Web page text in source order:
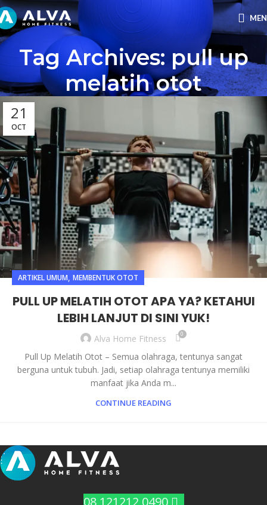
Tag Archives: pull up
melatih otot
21
OCT
ARTIKEL UMUM, MEMBENTUK OTOT
PULL UP MELATIH OTOT APA YA? KETAHUI
LEBIH LANJUT DI SINI YUK!
Alva Home Fitness 0
Pull Up Melatih Otot – Semua olahraga, tentunya sangat
berguna untuk tubuh. Jadi, setiap olahraga tentunya memiliki
manfaat jika Anda m...
CONTINUE READING